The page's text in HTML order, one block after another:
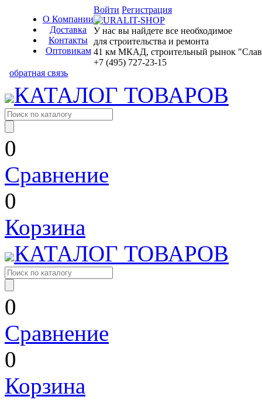
О Компании
Доставка
Контакты
Оптовикам
Войти Регистрация
У нас вы найдете все необходимое
для строительства и ремонта
41 км МКАД, строительный рынок
+7 (495) 727-23-15
обратная связь
КАТАЛОГ ТОВАРОВ
0
Сравнение
0
Корзина
КАТАЛОГ ТОВАРОВ
0
Сравнение
0
Корзина